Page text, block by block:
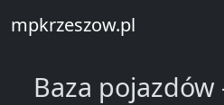
mpkrzeszow.pl
Baza pojazdów